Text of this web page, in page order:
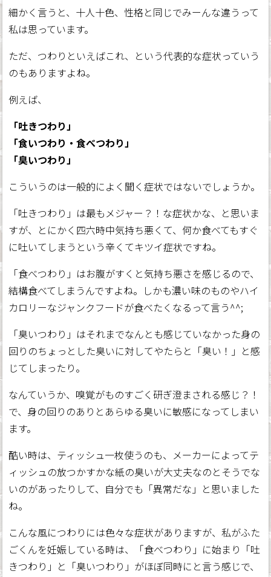
細かく言うと、十人十色、性格と同じでみーんな違うって
私は思っています。
ただ、つわりといえばこれ、という代表的な症状っていう
のもありますよね。
例えば、
「吐きつわり」
「食いつわり・食べつわり」
「臭いつわり」
こういうのは一般的によく聞く症状ではないでしょうか。
「吐きつわり」は最もメジャー？！な症状かな、と思いま
すが、とにかく四六時中気持ち悪くて、何か食べてもすぐ
に吐いてしまうという辛くてキツイ症状ですね。
「食べつわり」はお腹がすくと気持ち悪さを感じるので、
結構食べてしまうんですよね。しかも濃い味のものやハイ
カロリーなジャンクフードが食べたくなるって言う^^;
「臭いつわり」はそれまでなんとも感じていなかった身の
回りのちょっとした臭いに対してやたらと「臭い！」と感
じてしまったり。
なんていうか、嗅覚がものすごく研ぎ澄まされる感じ？！
で、身の回りのありとあらゆる臭いに敏感になってしまい
ます。
酷い時は、ティッシュ一枚使うのも、メーカーによってテ
ィッシュの放つかすかな紙の臭いが大丈夫なのとそうでな
いのがあったりして、自分でも「異常だな」と思いました
ね。
こんな風につわりには色々な症状がありますが、私がふた
ごくんを妊娠している時は、「食べつわり」に始まり「吐
きつわり」と「臭いつわり」がほぼ同時にと言う感じで、